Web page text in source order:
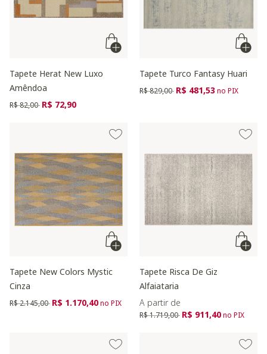
Tapete Herat New Luxo
Amêndoa
Preço reduzido de
R$ 82,00 para
R$ 72,90
Tapete Turco Fantasy Huari
Preço reduzido de
R$ 829,00 para
R$ 481,53no PIX
Tapete New Colors Mystic
Cinza
Preço reduzido de
R$ 2.145,00 para
R$ 1.170,40no PIX
Tapete Risca De Giz
Alfaiataria
A partir de
Preço reduzido de
R$ 1.719,00 para
R$ 911,40no PIX